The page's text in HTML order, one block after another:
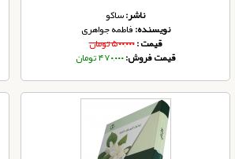
ناشر:ساکو
نویسنده:فاطمه جواهری
قیمت :۵۰۰,۰۰۰ تومان
قیمت فروش:۴۷۰,۰۰۰ تومان